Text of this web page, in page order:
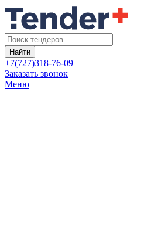
Найти
+7(727)318-76-09
Заказать звонок
Меню